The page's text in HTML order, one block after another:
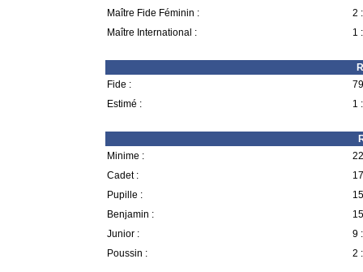
Maître Fide Féminin :
2 :
Maître International :
1 :
Fide :
Estimé :
1 :
Minime :
Cadet :
Pupille :
Benjamin :
Junior :
9 :
Poussin :
2 :